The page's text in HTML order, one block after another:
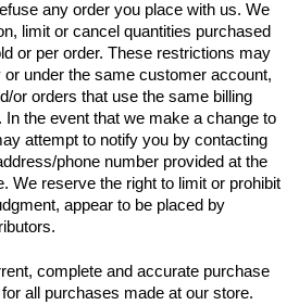
any order you place with us. We
limit or cancel quantities purchased
or per order. These restrictions may
under the same customer account,
or orders that use the same billing
the event that we make a change to
attempt to notify you by contacting
phone number provided at the
We reserve the right to limit or prohibit
appear to be placed by
complete and accurate purchase
all purchases made at our store.